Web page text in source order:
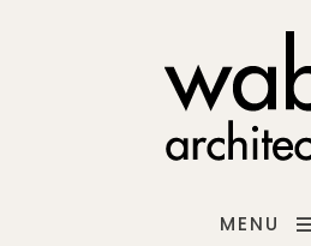
MENU